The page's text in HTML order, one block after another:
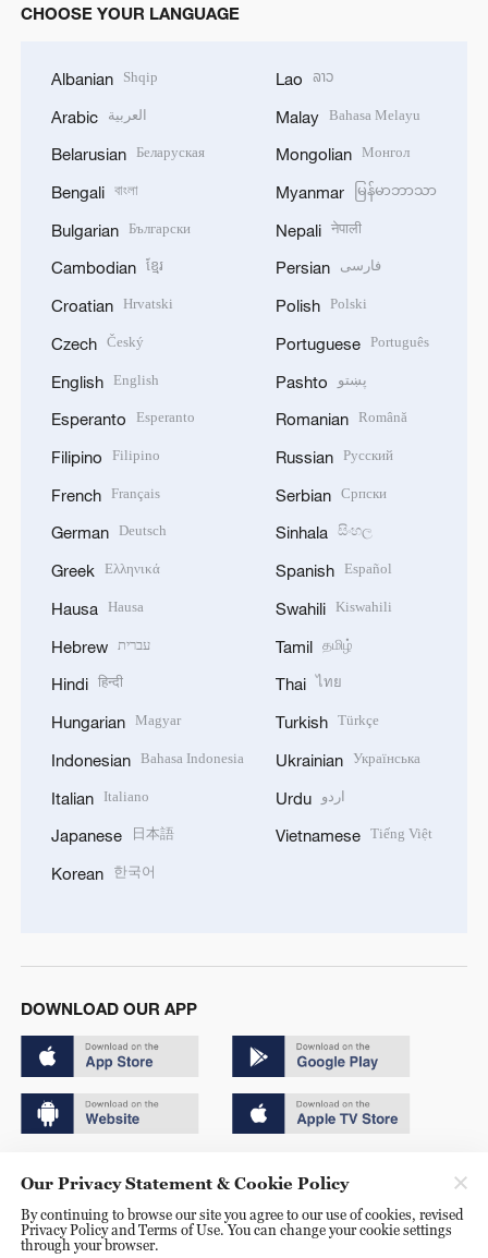
CHOOSE YOUR LANGUAGE
Albanian Shqip
Arabic العربية
Belarusian Беларуская
Bengali বাংলা
Bulgarian Български
Cambodian ខ្មែរ
Croatian Hrvatski
Czech Český
English English
Esperanto Esperanto
Filipino Filipino
French Français
German Deutsch
Greek Ελληνικά
Hausa Hausa
Hebrew עברית
Hindi हिन्दी
Hungarian Magyar
Indonesian Bahasa Indonesia
Italian Italiano
Japanese 日本語
Korean 한국어
Lao ລາວ
Malay Bahasa Melayu
Mongolian Монгол
Myanmar မြန်မာဘာသာ
Nepali नेपाली
Persian فارسی
Polish Polski
Portuguese Português
Pashto پښتو
Romanian Română
Russian Русский
Serbian Српски
Sinhala සිංහල
Spanish Español
Swahili Kiswahili
Tamil தமிழ்
Thai ไทย
Turkish Türkçe
Ukrainian Українська
Urdu اردو
Vietnamese Tiếng Việt
DOWNLOAD OUR APP
京ICP备20000184号
京公网安备 11010502050052号
Our Privacy Statement & Cookie Policy
By continuing to browse our site you agree to our use of cookies, revised
Privacy Policy and Terms of Use. You can change your cookie settings
through your browser.